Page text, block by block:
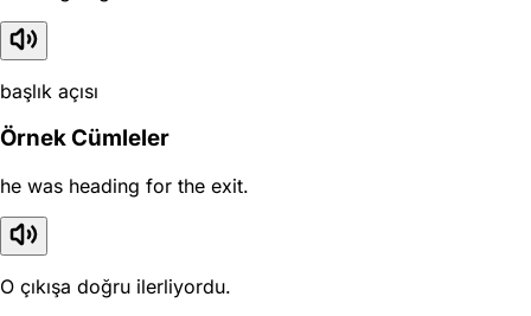
başlık açısı
Örnek Cümleler
he was heading for the exit.
O çıkışa doğru ilerliyordu.